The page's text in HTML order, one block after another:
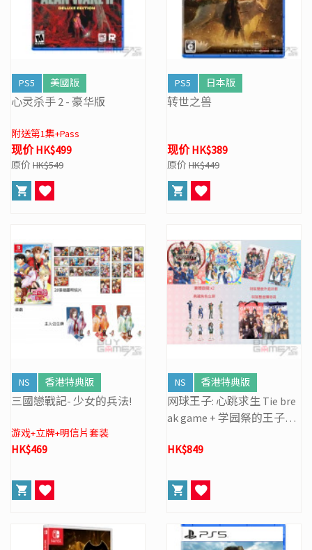
PS5 美國版
心灵杀手 2 - 豪华版
附送第1集+Pass
现价 HK$499
原价 HK$549
PS5 日本版
转世之兽
现价 HK$389
原价 HK$449
NS 香港特典版
三國戀戰記- 少女的兵法!
游戏+立牌+明信片套装
HK$469
NS 香港特典版
网球王子: 心跳求生 Tie bre
ak game + 学园祭的王子们
HK$849